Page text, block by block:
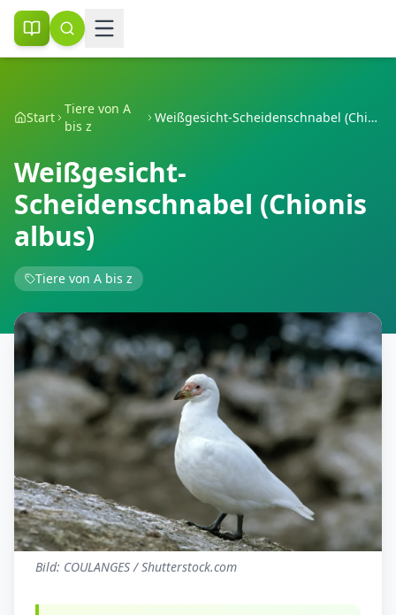
Start
Tiere von A
bis z
Weißgesicht-Scheidenschnabel (Chionis albus)
Weißgesicht-
Scheidenschnabel (Chionis
albus)
Tiere von A bis z
Bild: COULANGES / Shutterstock.com